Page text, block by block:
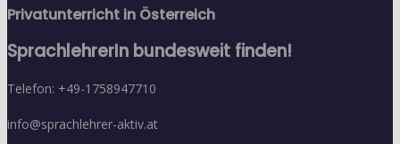
Privatunterricht in Österreich
SprachlehrerIn bundesweit finden!
Telefon: +49-1758947710
info@sprachlehrer-aktiv.at